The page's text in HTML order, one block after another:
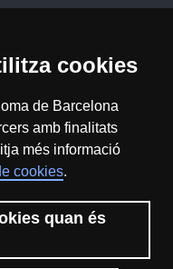
cookies
de Barcelona
amb finalitats
més informació
cookies.
quan és
(CC BY NC) -